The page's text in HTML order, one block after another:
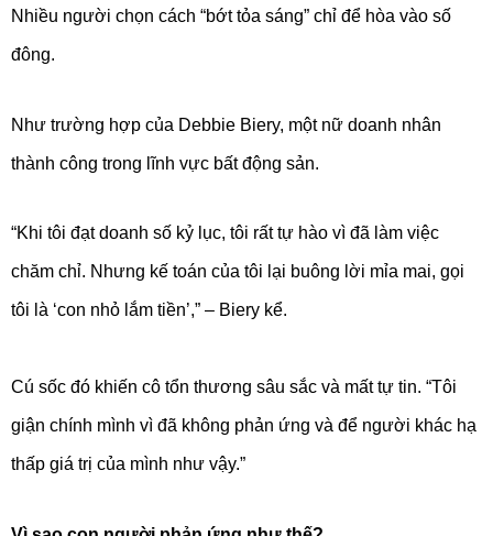
Nhiều người chọn cách “bớt tỏa sáng” chỉ để hòa vào số
đông.
Như trường hợp của Debbie Biery, một nữ doanh nhân
thành công trong lĩnh vực bất động sản.
“Khi tôi đạt doanh số kỷ lục, tôi rất tự hào vì đã làm việc
chăm chỉ. Nhưng kế toán của tôi lại buông lời mỉa mai, gọi
tôi là ‘con nhỏ lắm tiền’,” – Biery kể.
Cú sốc đó khiến cô tổn thương sâu sắc và mất tự tin. “Tôi
giận chính mình vì đã không phản ứng và để người khác hạ
thấp giá trị của mình như vậy.”